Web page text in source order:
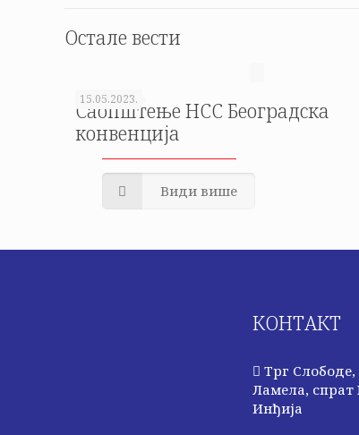
Остале вести
15.05.2023.
Саопштење НСС Београдска
конвенција
Види више
КОНТАКТ
Трг
Ламела, спрат
Инђија